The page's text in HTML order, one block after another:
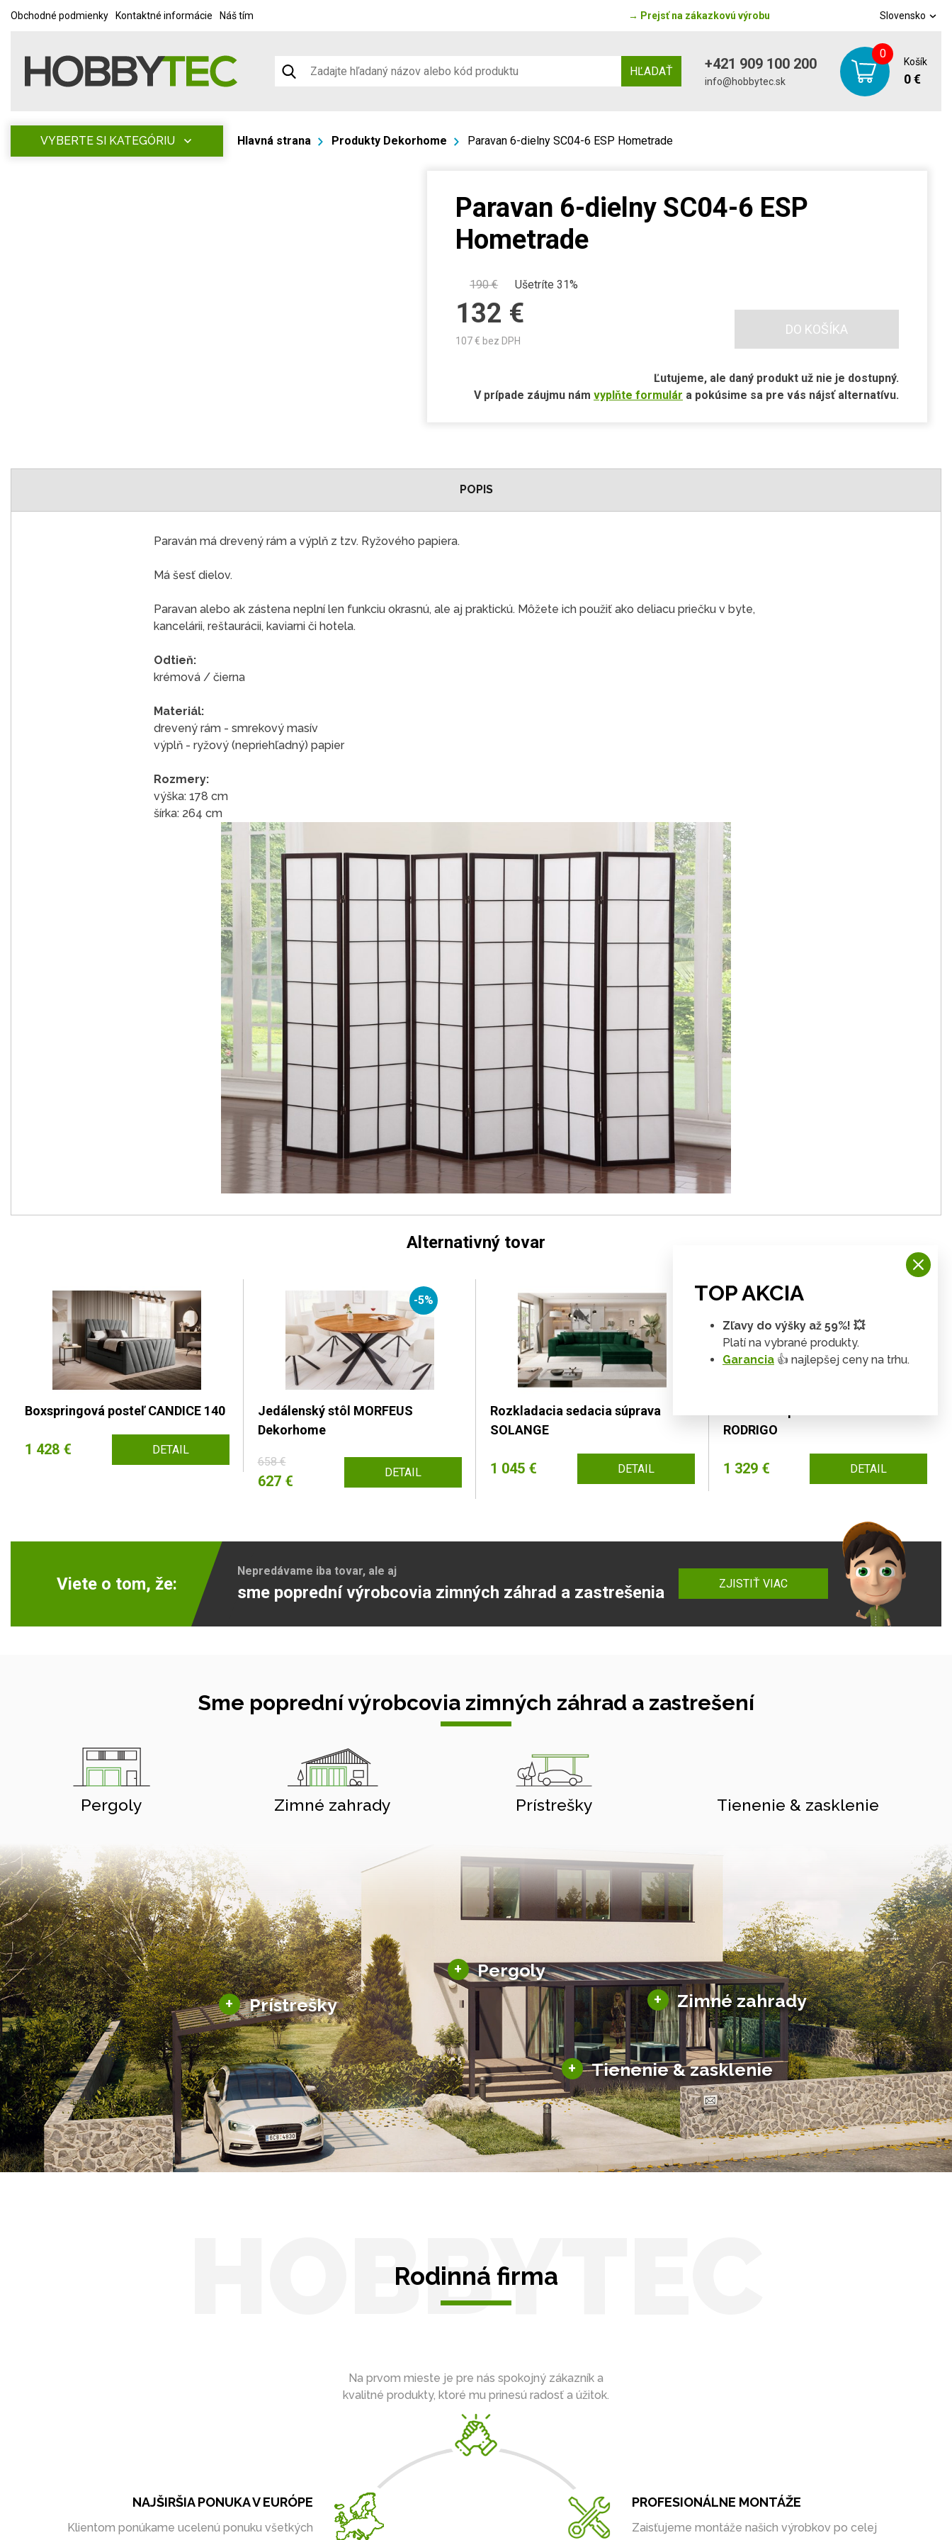
Obchodné podmienky Kontaktné informácie Náš tím → Prejsť na zákazkovú výrobu Slovensko
HĽADAŤ +421 909 100 200
info@hobbytec.sk
0
Košík
0 €
VYBERTE SI KATEGÓRIU Hlavná strana Produkty Dekorhome Paravan 6-dielny SC04-6 ESP Hometrade
Paravan 6-dielny SC04-6 ESP
Hometrade
190€ Ušetríte 31%
132 €
107€ bez DPH
DO KOŠÍKA
Ľutujeme, ale daný produkt už nie je dostupný.
V prípade záujmu nám vyplňte formulár a pokúsime sa pre vás nájsť alternatívu.
POPIS
Paraván má drevený rám a výplň z tzv. Ryžového papiera.
Má šesť dielov.
Paravan alebo ak zástena neplní len funkciu okrasnú, ale aj praktickú. Môžete ich použiť ako deliacu priečku v byte,
kancelárii, reštaurácii, kaviarni či hotela.
Odtieň:
krémová / čierna
Materiál:
drevený rám - smrekový masív
výplň - ryžový (nepriehľadný) papier
Rozmery:
výška: 178 cm
šírka: 264 cm
Alternativný tovar
Boxspringová posteľ CANDICE 140
1 428 € DETAIL
-5%
Jedálenský stôl MORFEUS
Dekorhome
658 €
627 € DETAIL
Rozkladacia sedacia súprava
SOLANGE
1 045 € DETAIL
RODRIGO
1 329 € DETAIL
Viete o tom, že:
Nepredávame iba tovar, ale aj
sme poprední výrobcovia zimných záhrad a zastrešenia ZJISTIŤ VIAC
Sme poprední výrobcovia zimných záhrad a zastrešení
Pergoly Zimné zahrady Prístrešky Tienenie & zasklenie
+ Pergoly
Hliníkové pergoly
Bioklimatické pergoly
Altány a zastrešenie
Solárne pergoly
+ Zimné zahrady
Sezónne zimné záhrady
Hliníkové zimné záhrady
Posuvné zimné záhrady
Solárne zimné záhrady
+ Prístrešky
Hliníkové prístrešky
Solárne prístrešky pre auto
+ Tienenie & zasklenie
Tienenie
Zasklenie
HOBBYTEC
Rodinná firma
Na prvom mieste je pre nás spokojný zákazník a
kvalitné produkty, ktoré mu prinesú radosť a úžitok.
PROFESIONÁLNE MONTÁŽE
Zaisťujeme montáže našich výrobkov po celej
NAJŠIRŠIA PONUKA V EURÓPE
Klientom ponúkame ucelenú ponuku všetkých
TOP AKCIA
Zľavy do výšky až 59%! 💥
Platí na vybrané produkty.
Garancia 👍 najlepšej ceny na trhu.